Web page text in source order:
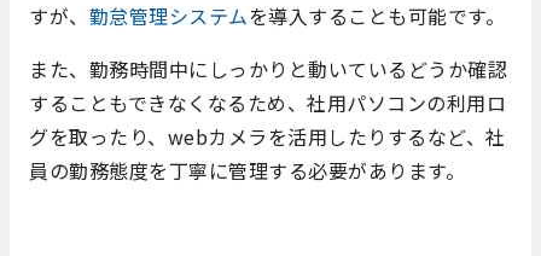
すが、 勤怠管理システムを導入することも可能です。
また、勤務時間中に しっかりと動いているどうか確認
することもできなくなるため、 社用パソコンの利用ロ
グを取ったり、webカメラを活用したりするなど、社
員の勤務態度を丁寧に管理する必要があります。